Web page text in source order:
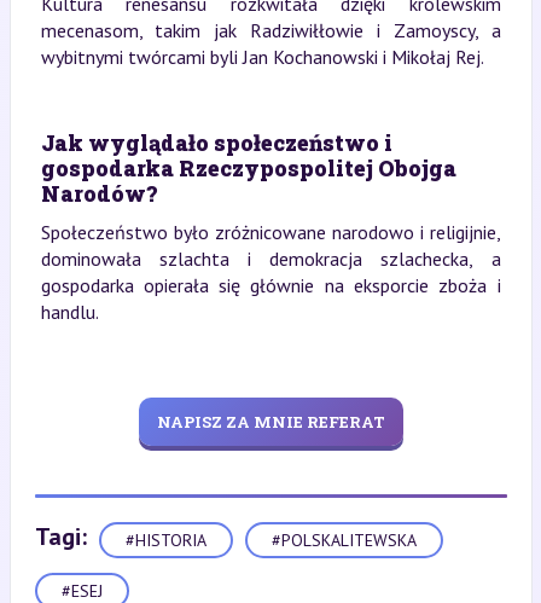
mecenasom, takim jak Radziwiłłowie i Zamoyscy, a
wybitnymi twórcami byli Jan Kochanowski i Mikołaj Rej.
Jak wyglądało społeczeństwo i
gospodarka Rzeczypospolitej Obojga
Narodów?
Społeczeństwo było zróżnicowane narodowo i religijnie,
dominowała szlachta i demokracja szlachecka, a
gospodarka opierała się głównie na eksporcie zboża i
handlu.
NAPISZ ZA MNIE REFERAT
Tagi: #HISTORIA #POLSKALITEWSKA
#ESEJ